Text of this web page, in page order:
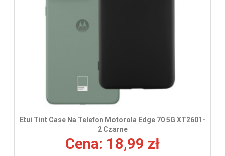
Etui Tint Case Na Telefon Motorola Edge 70 5G XT2601-
2 Czarne
Cena: 18,99 zł